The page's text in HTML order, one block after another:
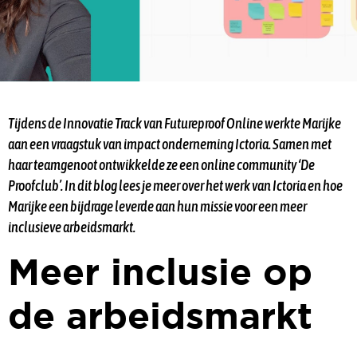
Tijdens de Innovatie Track van Futureproof Online werkte Marijke
aan een vraagstuk van impact onderneming Ictoria. Samen met
haar teamgenoot ontwikkelde ze een online community ‘De
Proofclub’. In dit blog lees je meer over het werk van Ictoria en hoe
Marijke een bijdrage leverde aan hun missie voor een meer
inclusieve arbeidsmarkt.
Meer inclusie op
de arbeidsmarkt